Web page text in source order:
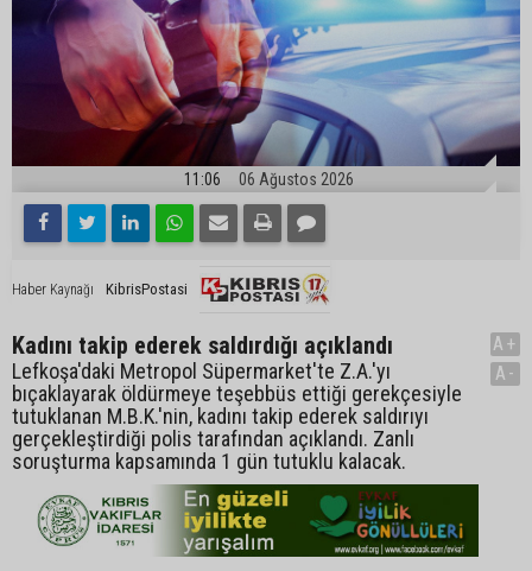
11:06 06 Ağustos 2026
Haber Kaynağı KibrisPostasi
Kadını takip ederek saldırdığı açıklandı
Lefkoşa'daki Metropol Süpermarket'te Z.A.'yı
bıçaklayarak öldürmeye teşebbüs ettiği gerekçesiyle
tutuklanan M.B.K.'nin, kadını takip ederek saldırıyı
gerçekleştirdiği polis tarafından açıklandı. Zanlı
soruşturma kapsamında 1 gün tutuklu kalacak.
A+
A-